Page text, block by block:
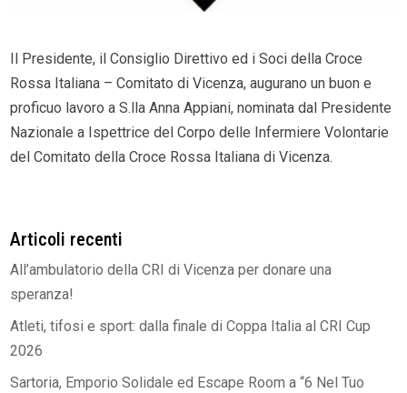
Il Presidente, il Consiglio Direttivo ed i Soci della Croce
Rossa Italiana – Comitato di Vicenza, augurano un buon e
proficuo lavoro a S.lla Anna Appiani, nominata dal Presidente
Nazionale a Ispettrice del Corpo delle Infermiere Volontarie
del Comitato della Croce Rossa Italiana di Vicenza.
Articoli recenti
All’ambulatorio della CRI di Vicenza per donare una
speranza!
Atleti, tifosi e sport: dalla finale di Coppa Italia al CRI Cup
2026
Sartoria, Emporio Solidale ed Escape Room a “6 Nel Tuo